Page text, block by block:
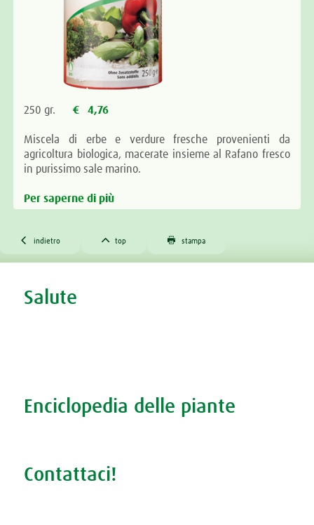
250 gr. € 4,76
Miscela di erbe e verdure fresche provenienti da
agricoltura biologica, macerate insieme al Rafano fresco
in purissimo sale marino.
Per saperne di più
 indietro  top  stampa
Salute
Enciclopedia delle piante
Contattaci!